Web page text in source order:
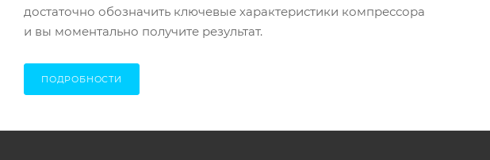
достаточно обозначить ключевые характеристики компрессора
и вы моментально получите результат.
ПОДРОБНОСТИ